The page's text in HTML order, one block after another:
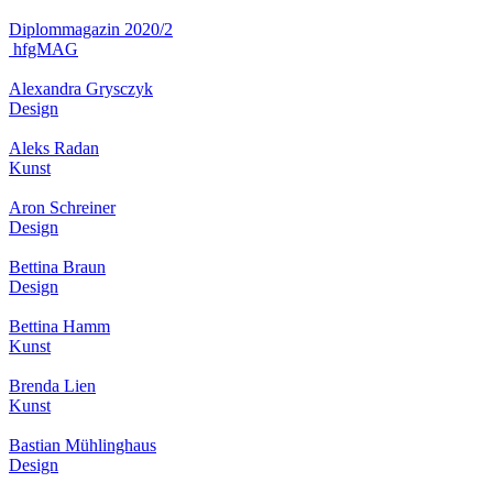
Diplommagazin 2020/2
hfgMAG
Alexandra Grysczyk
Design
Aleks Radan
Kunst
Aron Schreiner
Design
Bettina Braun
Design
Bettina Hamm
Kunst
Brenda Lien
Kunst
Bastian Mühlinghaus
Design